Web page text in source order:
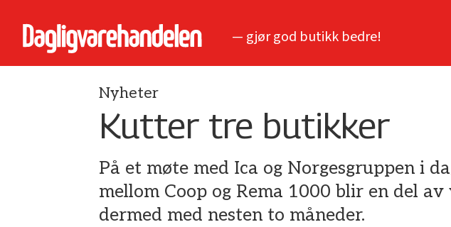
— gjør god butikk bedre!
Nyheter
Kutter tre butikker
På et møte med Ica og Norgesgruppen i
mellom Coop og Rema 1000 blir en del
dermed med nesten to måneder.